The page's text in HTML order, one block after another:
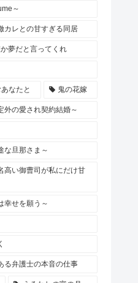
～
カレとの甘すぎる同居
夢だと言ってくれ
なたと 鬼の花嫁
外の愛され契約結婚～
な旦那さま～
高い御曹司が私にだけ甘
幸せを願う～
る弁護士の本音の仕事